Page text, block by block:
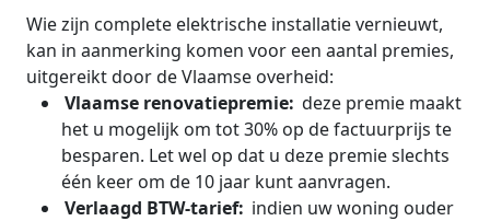
Wie zijn complete elektrische installatie vernieuwt,
kan in aanmerking komen voor een aantal premies,
uitgereikt door de Vlaamse overheid:
Vlaamse renovatiepremie: deze premie maakt
het u mogelijk om tot 30% op de factuurprijs te
besparen. Let wel op dat u deze premie slechts
één keer om de 10 jaar kunt aanvragen.
Verlaagd BTW-tarief: indien uw woning ouder